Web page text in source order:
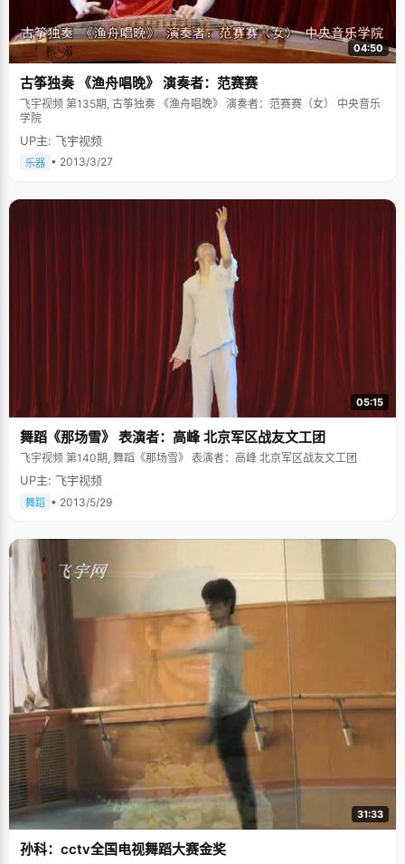
04:50
古筝独奏 《渔舟唱晚》 演奏者：范赛赛
飞宇视频 第135期, 古筝独奏 《渔舟唱晚》 演奏者：范赛赛（女） 中央音乐
学院
UP主: 飞宇视频
乐器 • 2013/3/27
05:15
舞蹈《那场雪》 表演者：高峰 北京军区战友文工团
飞宇视频 第140期, 舞蹈《那场雪》 表演者：高峰 北京军区战友文工团
UP主: 飞宇视频
舞蹈 • 2013/5/29
31:33
孙科：cctv全国电视舞蹈大赛金奖